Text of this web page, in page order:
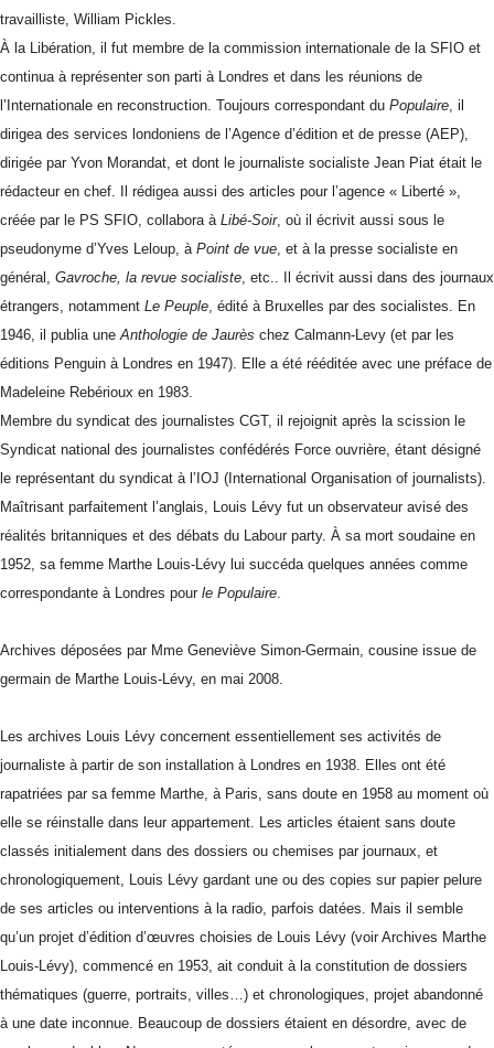
travailliste, William Pickles.
À la Libération, il fut membre de la commission internationale de la SFIO et
continua à représenter son parti à Londres et dans les réunions de
l’Internationale en reconstruction. Toujours correspondant du Populaire, il
dirigea des services londoniens de l’Agence d’édition et de presse (AEP),
dirigée par Yvon Morandat, et dont le journaliste socialiste Jean Piat était le
rédacteur en chef. Il rédigea aussi des articles pour l’agence « Liberté »,
créée par le PS SFIO, collabora à Libé-Soir, où il écrivit aussi sous le
pseudonyme d’Yves Leloup, à Point de vue, et à la presse socialiste en
général, Gavroche, la revue socialiste, etc.. Il écrivit aussi dans des journaux
étrangers, notamment Le Peuple, édité à Bruxelles par des socialistes. En
1946, il publia uneAnthologie de Jaurès chez Calmann-Levy (et par les
éditions Penguin à Londres en 1947). Elle a été rééditée avec une préface de
Madeleine Rebérioux en 1983.
Membre du syndicat des journalistes CGT, il rejoignit après la scission le
Syndicat national des journalistes confédérés Force ouvrière, étant désigné
le représentant du syndicat à l’IOJ (International Organisation of journalists).
Maîtrisant parfaitement l’anglais, Louis Lévy fut un observateur avisé des
réalités britanniques et des débats du Labour party. À sa mort soudaine en
1952, sa femme Marthe Louis-Lévy lui succéda quelques années comme
correspondante à Londres pour le Populaire.
Archives déposées par Mme Geneviève Simon-Germain, cousine issue de
germain de Marthe Louis-Lévy, en mai 2008.
Les archives Louis Lévy concernent essentiellement ses activités de
journaliste à partir de son installation à Londres en 1938. Elles ont été
rapatriées par sa femme Marthe, à Paris, sans doute en 1958 au moment où
elle se réinstalle dans leur appartement. Les articles étaient sans doute
classés initialement dans des dossiers ou chemises par journaux, et
chronologiquement, Louis Lévy gardant une ou des copies sur papier pelure
de ses articles ou interventions à la radio, parfois datées. Mais il semble
qu’un projet d’édition d’œuvres choisies de Louis Lévy (voir Archives Marthe
Louis-Lévy), commencé en 1953, ait conduit à la constitution de dossiers
thématiques (guerre, portraits, villes…) et chronologiques, projet abandonné
à une date inconnue. Beaucoup de dossiers étaient en désordre, avec de